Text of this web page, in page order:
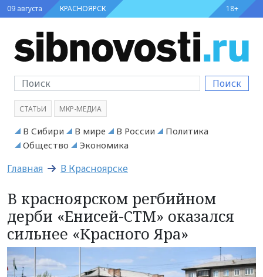
09 августа КРАСНОЯРСК 18+
Поиск
СТАТЬИ МКР-МЕДИА
В Сибири В мире В России
Политика
Общество
Экономика
Главная В Красноярске
В красноярском регбийном
дерби «Енисей-СТМ» оказался
сильнее «Красного Яра»